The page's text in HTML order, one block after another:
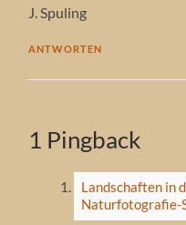
J. Spuling
ANTWORTEN
1 Pingback
Landschaften in
Naturfotografie-